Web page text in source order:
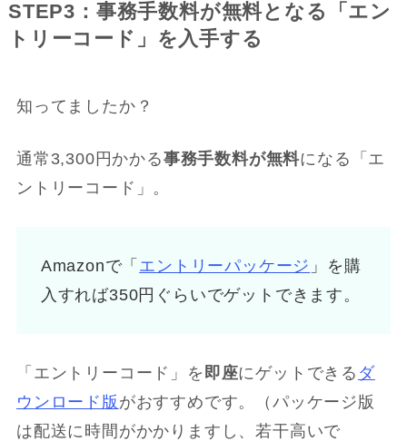
STEP3：事務手数料が無料となる「エン
トリーコード」を入手する
知ってましたか？
通常3,300円かかる事務手数料が無料になる「エ
ントリーコード」。
Amazonで「 エントリーパッケージ 」を購
入すれば350円ぐらいでゲットできます。
「エントリーコード」を 即座にゲットできる ダ
ウンロード版 がおすすめです。（パッケージ版
は配送に時間がかかりますし、若干高いで